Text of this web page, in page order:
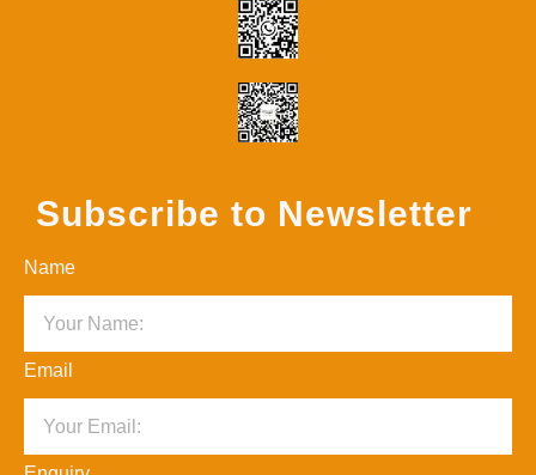
Subscribe to Newsletter
Name
Email